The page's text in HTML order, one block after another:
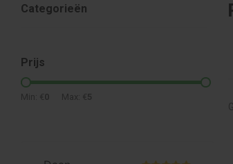
Categorieën
Prijs
Min: € 0 Max: € 5